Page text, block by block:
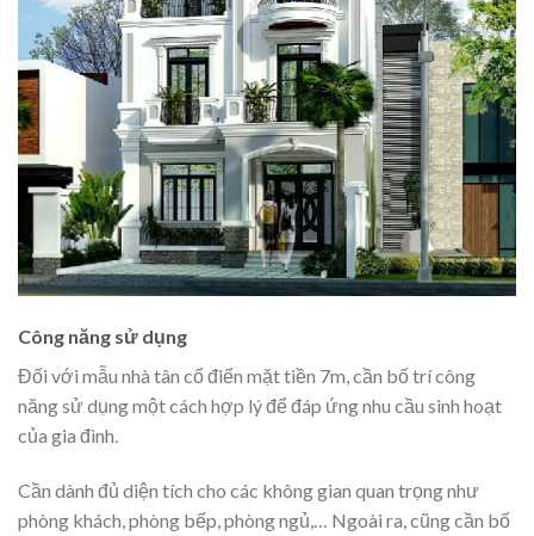
Công năng sử dụng
Đối với mẫu nhà tân cổ điển mặt tiền 7m, cần bố trí công
năng sử dụng một cách hợp lý để đáp ứng nhu cầu sinh hoạt
của gia đình.
Cần dành đủ diện tích cho các không gian quan trọng như
phòng khách, phòng bếp, phòng ngủ,… Ngoài ra, cũng cần bố